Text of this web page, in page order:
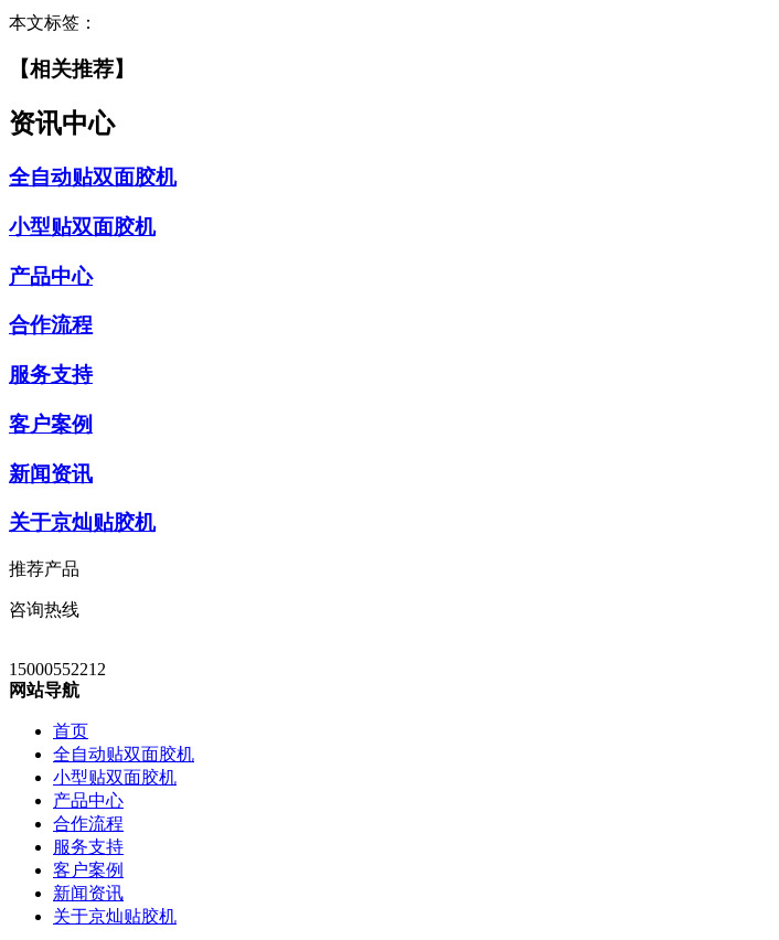
本文标签：
【相关推荐】
资讯中心
全自动贴双面胶机
小型贴双面胶机
产品中心
合作流程
服务支持
客户案例
新闻资讯
关于京灿贴胶机
推荐产品
咨询热线
15000552212
网站导航
首页
全自动贴双面胶机
小型贴双面胶机
产品中心
合作流程
服务支持
客户案例
新闻资讯
关于京灿贴胶机